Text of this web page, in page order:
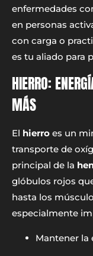
enfermedades
en personas
con carga o
es tu aliado para
HIERRO:
MÁS
El hierro es un
transporte de
principal de la
glóbulos rojos
hasta los
especialmente
Mantener la